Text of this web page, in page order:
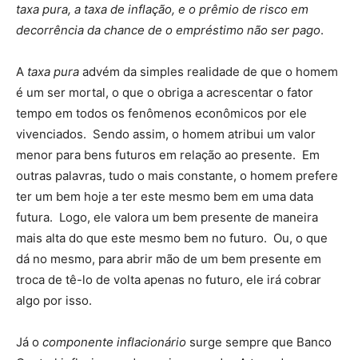
taxa pura, a taxa de inflação, e o prêmio de risco em
decorrência da chance de o empréstimo não ser pago.
A taxa pura advém da simples realidade de que o homem
é um ser mortal, o que o obriga a acrescentar o fator
tempo em todos os fenômenos econômicos por ele
vivenciados. Sendo assim, o homem atribui um valor
menor para bens futuros em relação ao presente. Em
outras palavras, tudo o mais constante, o homem prefere
ter um bem hoje a ter este mesmo bem em uma data
futura. Logo, ele valora um bem presente de maneira
mais alta do que este mesmo bem no futuro. Ou, o que
dá no mesmo, para abrir mão de um bem presente em
troca de tê-lo de volta apenas no futuro, ele irá cobrar
algo por isso.
Já o componente inflacionário surge sempre que Banco